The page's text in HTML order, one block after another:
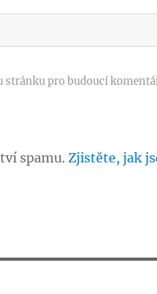
stránku pro budoucí
spamu. Zjistěte, jak